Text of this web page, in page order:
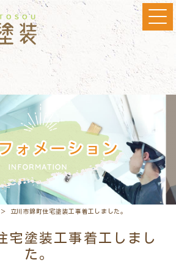
＞ 立川市錦町住宅塗装工事着工しました。
宅塗装工事着工しまし
た。